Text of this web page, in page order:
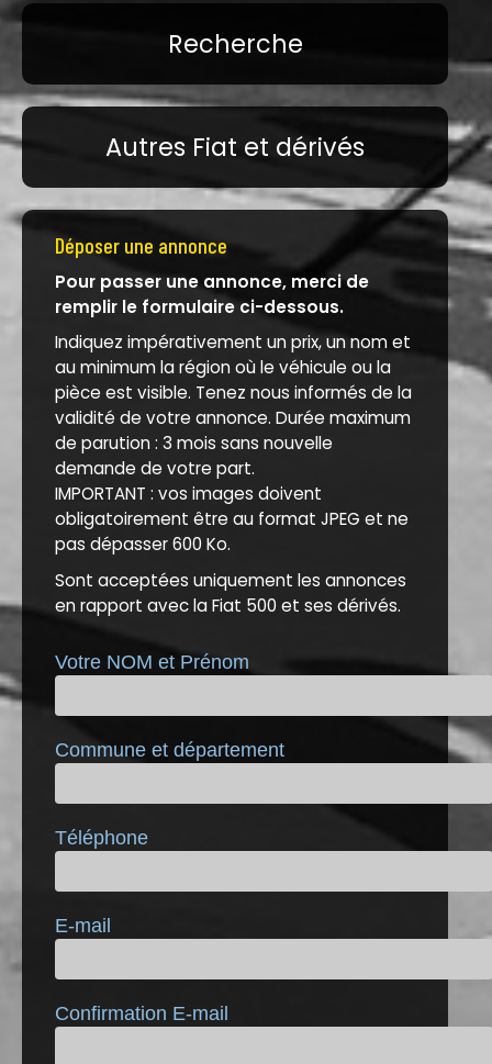
Recherche
Autres Fiat et dérivés
Déposer une annonce
Pour passer une annonce, merci de
remplir le formulaire ci-dessous.
Indiquez impérativement un prix, un nom et
au minimum la région où le véhicule ou la
pièce est visible. Tenez nous informés de la
validité de votre annonce. Durée maximum
de parution : 3 mois sans nouvelle
demande de votre part.
IMPORTANT : vos images doivent
obligatoirement être au format JPEG et ne
pas dépasser 600 Ko.
Sont acceptées uniquement les annonces
en rapport avec la Fiat 500 et ses dérivés.
Votre NOM et Prénom
Commune et département
Téléphone
E-mail
Confirmation E-mail